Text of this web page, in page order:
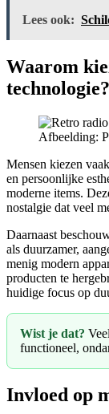
Lees ook:
Waarom
technologie?
Afbeelding:
Mensen kiezen
en persoonlijke
moderne items.
nostalgie dat veel
Daarnaast
als duurzamer,
menig modern
producten te
huidige focus op
Wist je dat?
functioneel,
Invloed op